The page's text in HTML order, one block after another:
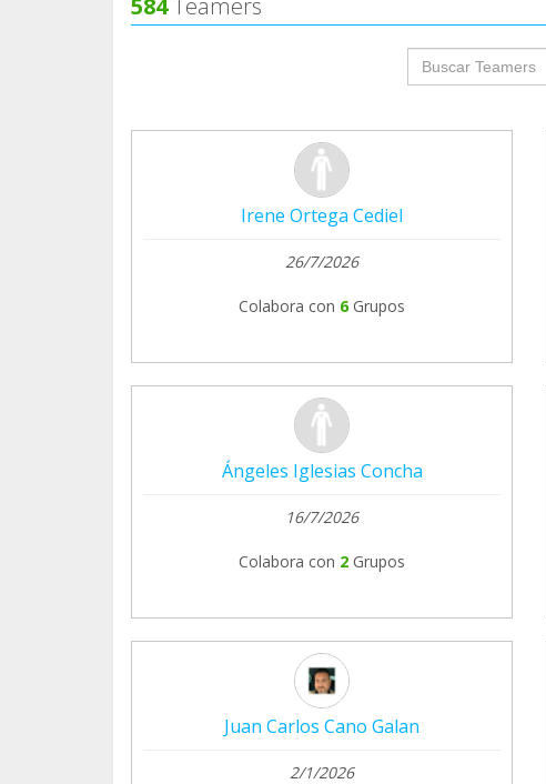
584Teamers
Irene Ortega Cediel
26/7/2026
Colabora con 6 Grupos
Ángeles Iglesias Concha
16/7/2026
Colabora con 2 Grupos
Juan Carlos Cano Galan
2/1/2026